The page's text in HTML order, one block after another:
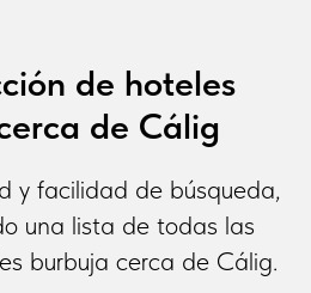
de hoteles
de Cálig
y facilidad de búsqueda,
una lista de todas las
burbuja cerca de Cálig.